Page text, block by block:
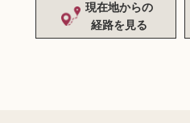
現在地からの
経路を見る